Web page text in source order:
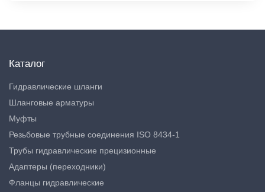
Каталог
Гидравлические шланги
Шланговые арматуры
Муфты
Резьбовые трубные соединения ISO 8434-1
Трубы гидравлические прецизионные
Адаптеры (переходники)
Фланцы гидравлические